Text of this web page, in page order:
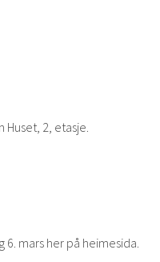
Huset, 2, etasje.
mars her på heimesida.